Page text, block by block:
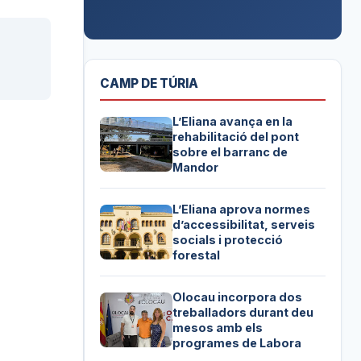
CAMP DE TÚRIA
L’Eliana avança en la
rehabilitació del pont
sobre el barranc de
Mandor
L’Eliana aprova normes
d’accessibilitat, serveis
socials i protecció
forestal
Olocau incorpora dos
treballadors durant deu
mesos amb els
programes de Labora